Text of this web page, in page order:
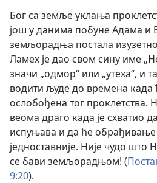
Бог са земље уклања
још у данима побуне Адама и
земљорадња постала
Ламех је дао свом сину име
значи „одмор“ или „утеха“, и
водити људе до времена
ослобођена тог проклетства.
веома драго када је схватио
испуњава и да ће
једноставније. Није чудо што
се бави земљорадњом! (
9:20).